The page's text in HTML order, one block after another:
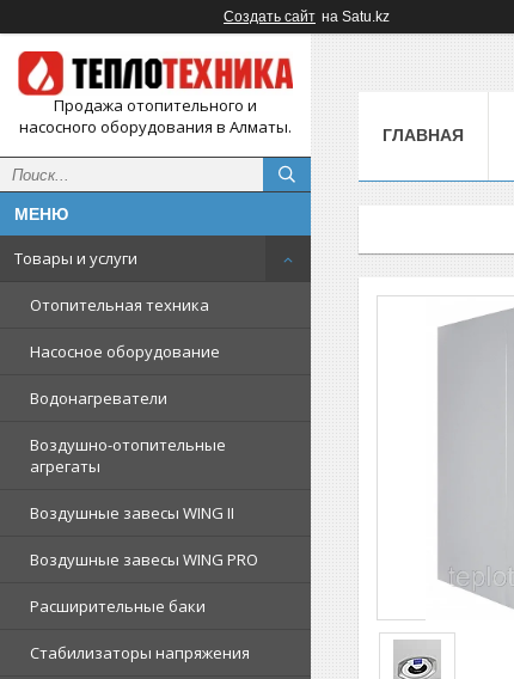
Создать сайт на Satu.kz
Продажа отопительного и
насосного оборудования в Алматы.
Товары и услуги
Отопительная техника
Насосное оборудование
Водонагреватели
Воздушно-отопительные
агрегаты
Воздушные завесы WING II
Воздушные завесы WING PRO
Расширительные баки
Стабилизаторы напряжения
ГЛАВНАЯ